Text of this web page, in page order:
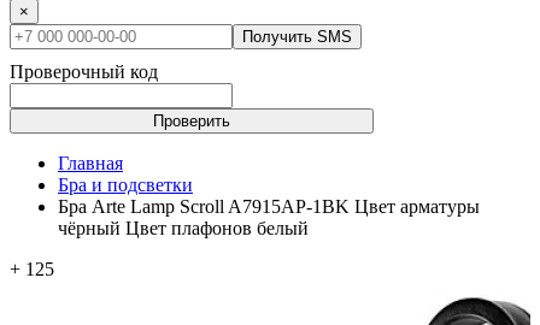
×
Получить SMS
Проверочный код
Проверить
Главная
Бра и подсветки
Бра Arte Lamp Scroll A7915AP-1BK Цвет арматуры
чёрный Цвет плафонов белый
+ 125